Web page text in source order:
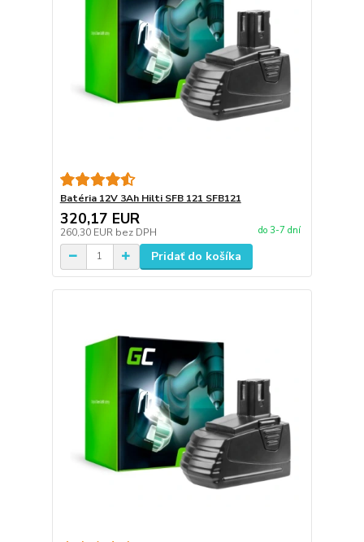
Batéria 12V 3Ah Hilti SFB 121 SFB121
320,17 EUR
260,30 EUR bez DPH do 3-7 dní
Pridať do košíka